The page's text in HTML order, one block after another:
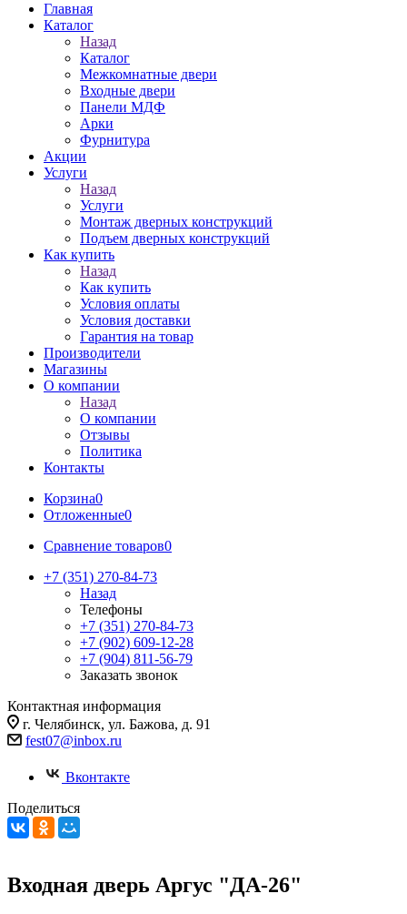
Главная
Каталог
Назад
Каталог
Межкомнатные двери
Входные двери
Панели МДФ
Арки
Фурнитура
Акции
Услуги
Назад
Услуги
Монтаж дверных конструкций
Подъем дверных конструкций
Как купить
Назад
Как купить
Условия оплаты
Условия доставки
Гарантия на товар
Производители
Магазины
О компании
Назад
О компании
Отзывы
Политика
Контакты
Корзина0
Отложенные0
Сравнение товаров0
+7 (351) 270-84-73
Назад
Телефоны
+7 (351) 270-84-73
+7 (902) 609-12-28
+7 (904) 811-56-79
Заказать звонок
Контактная информация
г. Челябинск, ул. Бажова, д. 91
fest07@inbox.ru
Вконтакте
Поделиться
Входная дверь Аргус "ДА-26"